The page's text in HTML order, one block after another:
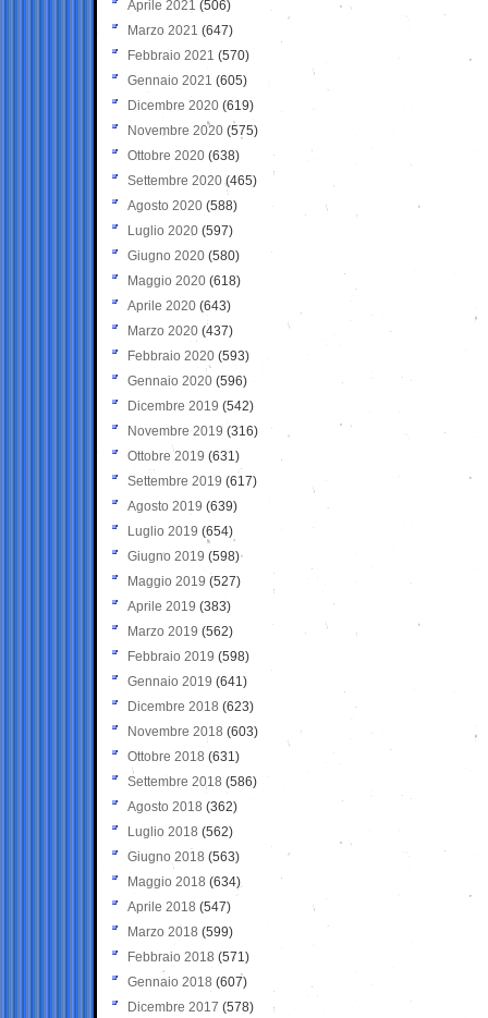
Aprile 2021 (506)
Marzo 2021 (647)
Febbraio 2021 (570)
Gennaio 2021 (605)
Dicembre 2020 (619)
Novembre 2020 (575)
Ottobre 2020 (638)
Settembre 2020(465)
Agosto 2020 (588)
Luglio 2020 (597)
Giugno 2020 (580)
Maggio 2020 (618)
Aprile 2020 (643)
Marzo 2020 (437)
Febbraio 2020 (593)
Gennaio 2020 (596)
Dicembre 2019 (542)
Novembre 2019 (316)
Ottobre 2019 (631)
Settembre 2019 (617)
Agosto 2019 (639)
Luglio 2019 (654)
Giugno 2019 (598)
Maggio 2019 (527)
Aprile 2019 (383)
Marzo 2019 (562)
Febbraio 2019 (598)
Gennaio 2019 (641)
Dicembre 2018 (623)
Novembre 2018 (603)
Ottobre 2018 (631)
Settembre 2018 (586)
Agosto 2018 (362)
Luglio 2018 (562)
Giugno 2018 (563)
Maggio 2018 (634)
Aprile 2018 (547)
Marzo 2018 (599)
Febbraio 2018 (571)
Gennaio 2018 (607)
Dicembre 2017 (578)